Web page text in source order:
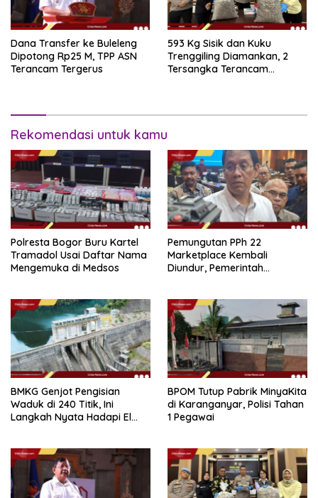
Dana Transfer ke Buleleng
Dipotong Rp25 M, TPP ASN
Terancam Tergerus
593 Kg Sisik dan Kuku
Trenggiling Diamankan, 2
Tersangka Terancam
Rekomendasi untuk kamu
Polresta Bogor Buru Kartel
Tramadol Usai Daftar Nama
Mengemuka di Medsos
Pemungutan PPh 22
Marketplace Kembali
Diundur, Pemerintah
BMKG Genjot Pengisian
Waduk di 240 Titik, Ini
Langkah Nyata Hadapi El
BPOM Tutup Pabrik MinyaKita
di Karanganyar, Polisi Tahan
1 Pegawai